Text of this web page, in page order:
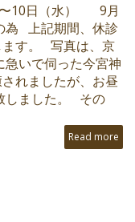
〜10日（水） 9月
為 上記期間、休診
す。 写真は、京
いで伺った今宮神
れましたが、お昼
しました。 その
Read more